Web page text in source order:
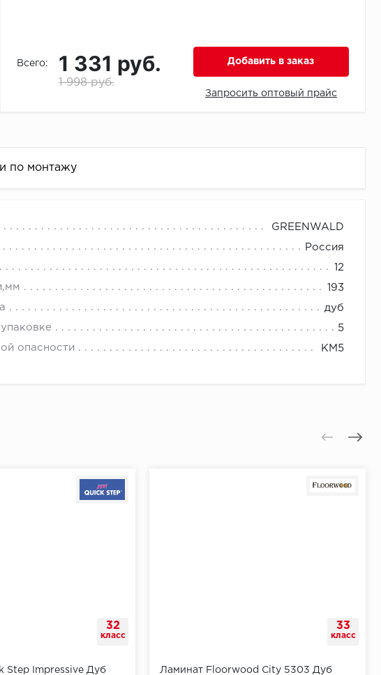
Всего: 1 331 руб.
1 998 руб.
Добавить в заказ
Запросить оптовый прайс
по монтажу
GREENWALD
Россия
12
193
дуб
5
опасности КМ5
32
класс
Step Impressive Дуб
33
класс
Ламинат Floorwood City 5303 Дуб